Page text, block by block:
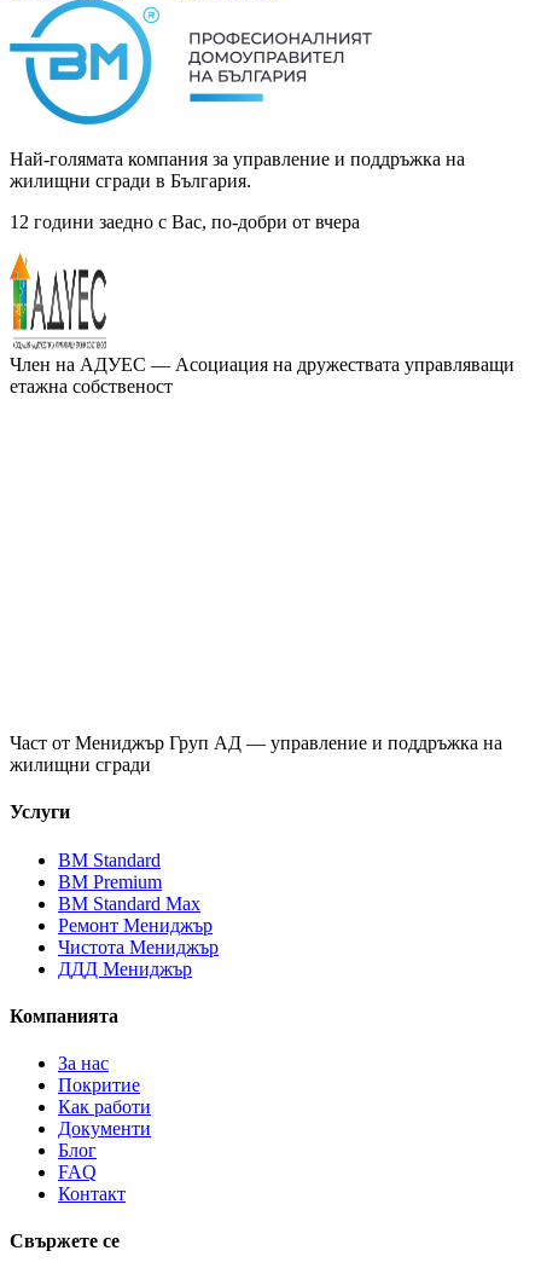
Най-голямата компания за управление и поддръжка на
жилищни сгради в България.
12 години заедно с Вас, по-добри от вчера
Член на АДУЕС — Асоциация на дружествата управляващи
етажна собственост
Част от Мениджър Груп АД — управление и поддръжка на
жилищни сгради
Услуги
ВМ Standard
ВМ Premium
ВМ Standard Max
Ремонт Мениджър
Чистота Мениджър
ДДД Мениджър
Компанията
За нас
Покритие
Как работи
Документи
Блог
FAQ
Контакт
Свържете се